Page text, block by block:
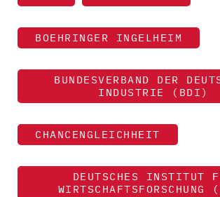
BOEHRINGER INGELHEIM
BUNDESVERBAND DER
INDUSTRIE (BDI)
CHANCENGLEICHHEIT
DEUTSCHES INSTITUT
WIRTSCHAFTSFORSCHUNG